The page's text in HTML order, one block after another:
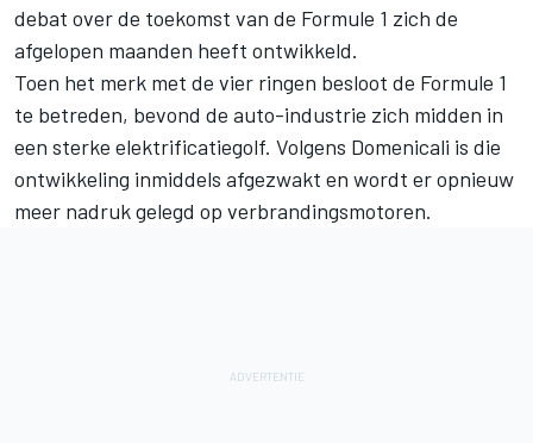
debat over de toekomst van de Formule 1 zich de
afgelopen maanden heeft ontwikkeld.
Toen het merk met de vier ringen besloot de Formule 1
te betreden, bevond de auto-industrie zich midden in
een sterke elektrificatiegolf. Volgens Domenicali is die
ontwikkeling inmiddels afgezwakt en wordt er opnieuw
meer nadruk gelegd op verbrandingsmotoren.